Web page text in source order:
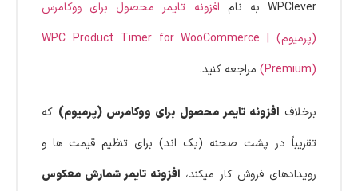
WPClever به نام
افزونه تایمر محصول برای ووکامرس
(پرمیوم) | WPC Product Timer for WooCommerce
(Premium) مراجعه کنید.
برخلافافزونه تایمر محصول برای ووکامرس (پرمیوم) که
تقریباً در پشت صحنه (بک اند) برای تنظیم قیمت ها و
رویدادهای فروش کار میکند، افزونه تایمر شمارش معکوس